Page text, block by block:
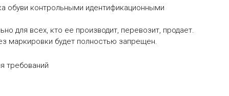
обуви контрольными идентификационными
для всех, кто ее производит, перевозит, продает.
маркировки будет полностью запрещен.
требований